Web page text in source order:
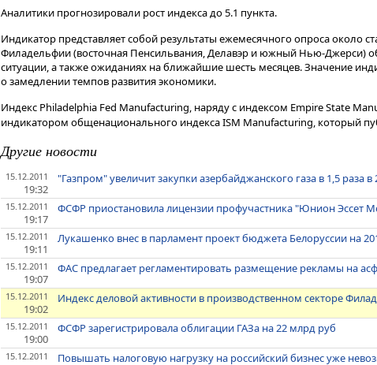
Аналитики прогнозировали рост индекса до 5.1 пункта.
Индикатор представляет собой результаты ежемесячного опроса около
Филадельфии (восточная Пенсильвания, Делавэр и южный Нью-Джерси)
ситуации, а также ожиданиях на ближайшие шесть месяцев. Значение
о замедлении темпов развития экономики.
Индекс Philadelphia Fed Manufacturing, наряду с индексом Empire State
индикатором общенационального индекса ISM Manufacturing, который
Другие новости
15.12.2011
19:32
"Газпром" увеличит закупки азербайджанского газа в 1,5 раза
15.12.2011
19:17
ФСФР приостановила лицензии профучастника "Юнион Эссет
15.12.2011
19:11
Лукашенко внес в парламент проект бюджета Белоруссии на
15.12.2011
19:07
ФАС предлагает регламентировать размещение рекламы на
15.12.2011
19:02
Индекс деловой активности в производственном секторе
15.12.2011
19:00
ФСФР зарегистрировала облигации ГАЗа на 22 млрд руб
15.12.2011 Повышать налоговую нагрузку на российский бизнес уже